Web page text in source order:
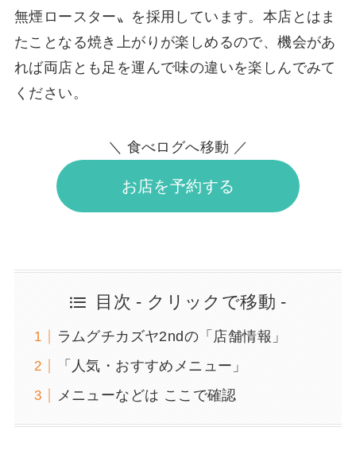
無煙ロースター〟を採用しています。本店とはま
たことなる焼き上がりが楽しめるので、機会があ
れば両店とも足を運んで味の違いを楽しんでみて
ください。
＼ 食べログへ移動 ／
お店を予約する
目次 - クリックで移動 -
ラムグチカズヤ2ndの「店舗情報」
「人気・おすすめメニュー」
メニューなどは ここで確認